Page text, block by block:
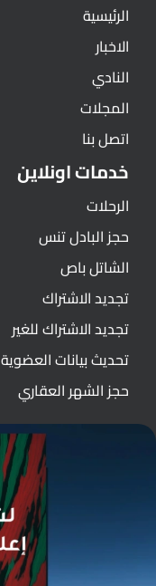
الرئيسية
الاخبار
النادي
المجلات
اتصل بنا
خدمات اونلاين
الرحلات
حجز البادل تنس
الشاتل باص
تجديد الاشتراك
تجديد الاشتراك للغير
تحديث بيانات العضوية
حجز الشهر العقاري